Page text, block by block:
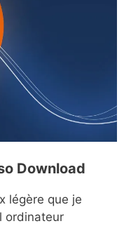
Download
légère que je
ordinateur